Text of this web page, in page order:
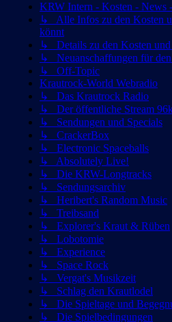
KRW Intern - Kosten - News
↳ Alle Infos zu den Kosten
könnt
↳ Details zu den Kosten und
↳ Neuanschaffungen für
↳ Off-Topic
Krautrock-World Webradio
↳ Das Krautrock Radio
↳ Der öffentliche Stream
↳ Sendungen und Specials
↳ CrackerBox
↳ Electronic Spaceballs
↳ Absolutely Live!
↳ Die KRW-Longtracks
↳ Sendungsarchiv
↳ Heribert's Random Music
↳ Treibsand
↳ Explorer's Kraut & Rüben
↳ Lobotomie
↳ Experience
↳ Space Rock
↳ Vergat's Musikzeit
↳ Schlag den Krautlodel
↳ Die Spieltage und
↳ Die Spielbedingungen